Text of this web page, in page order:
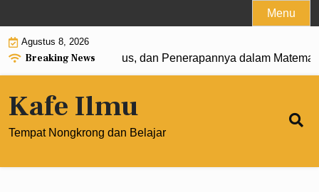
to
content
Menu
Agustus 8, 2026
Breaking News
Pengertian, Rumus, dan Penerapannya dalam
Kafe Ilmu
Tempat Nongkrong dan Belajar